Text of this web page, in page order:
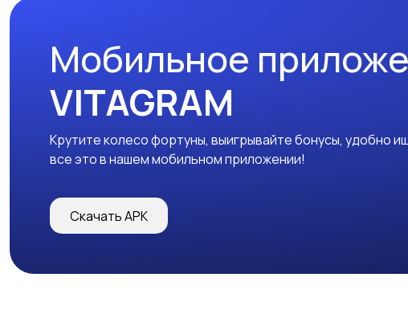
Мобильное
VITAGRAM
Крутите колесо фортуны, выигрывайте бонусы, удобно
все это в нашем мобильном приложении!
Скачать APK